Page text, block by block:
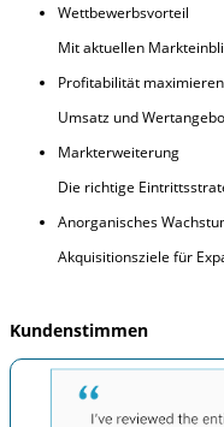
Wettbewerbsvorteil
Mit aktuellen
Profitabilität maximieren
Umsatz und
Markterweiterung
Die richtige
Anorganisches
Akquisitionsziele für
Kundenstimmen